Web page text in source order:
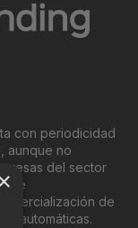
con periodicidad
aunque no
del sector
de
automáticas.